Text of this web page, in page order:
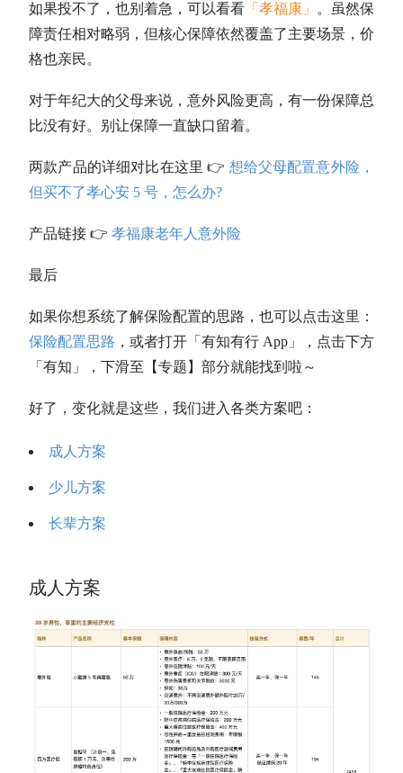
如果投不了，也别着急，可以看看 「孝福康」
。虽然保
障责任相对略弱，但核心保障依然覆盖了主要场景，价
格也亲民。
对于年纪大的父母来说，意外风险更高，有一份保障总
比没有好。别让保障一直缺口留着。
两款产品的详细对比在这里 👉 想给父母配置意外险，
但买不了孝心安 5 号，怎么办?
产品链接 👉 孝福康老年人意外险
最后
如果你想系统了解保险配置的思路，也可以点击这里：
保险配置思路 ，或者打开「有知有行 App」，点击下方
「有知」，下滑至【专题】部分就能找到啦～
好了，变化就是这些，我们进入各类方案吧：
成人方案
少儿方案
长辈方案
成人方案